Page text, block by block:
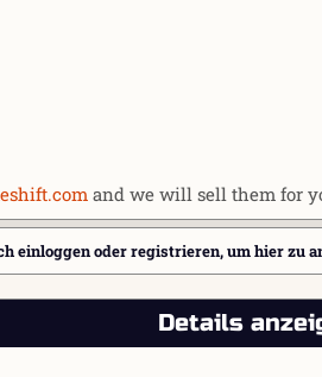
and we will sell them for
einloggen oder registrieren, um hier zu
Details